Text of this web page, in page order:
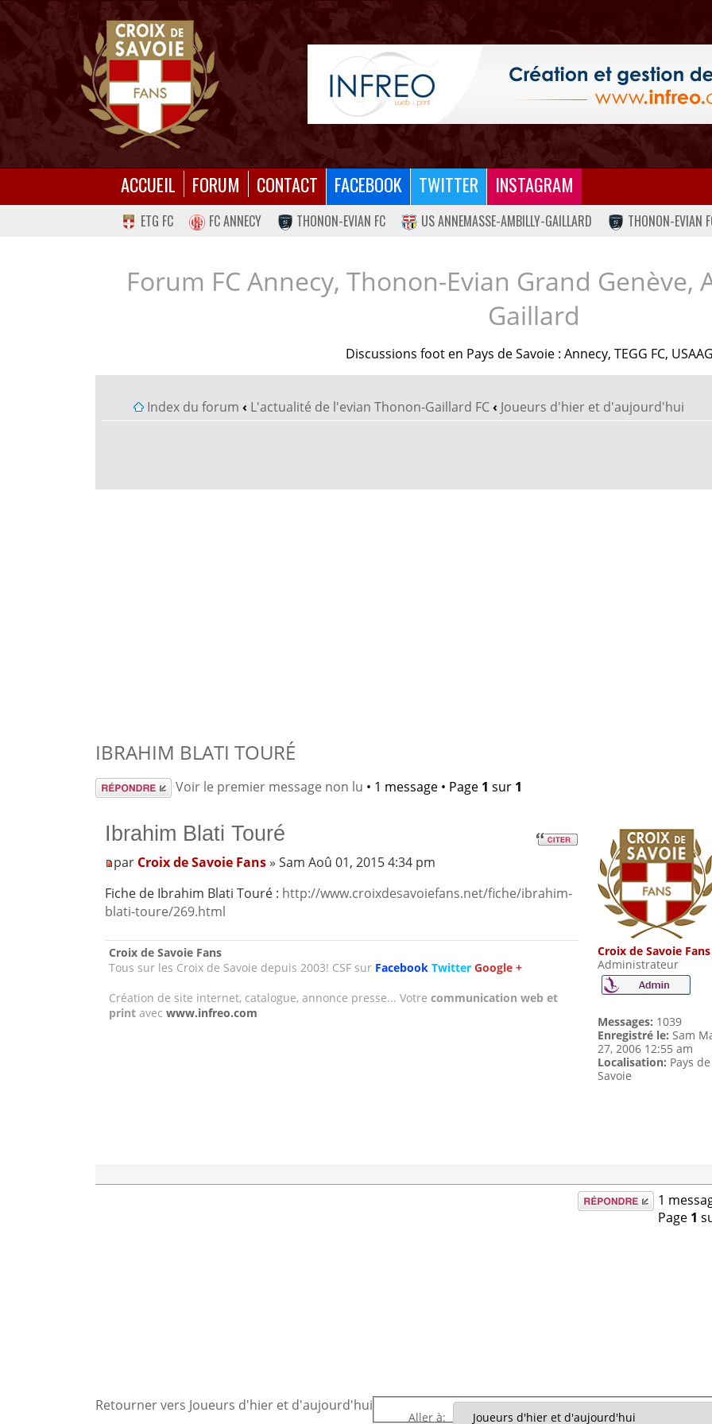
ACCUEIL FORUM CONTACT FACEBOOK TWITTER INSTAGRAM
ETG FC FC ANNECY THONON-EVIAN FC US ANNEMASSE-AMBILLY-GAILLARD THONON-EVIAN
Forum FC Annecy, Thonon-Evian Grand Genève,
Gaillard
Discussions foot en Pays de Savoie : Annecy, TEGG FC,
Index du forum ‹ L'actualité de l'evian Thonon-Gaillard FC‹ Joueurs d'hier et d'aujourd'hui
IBRAHIM BLATI TOURÉ
Répondre Voir le premier message non lu • 1 message • Page 1 sur 1
Ibrahim Blati Touré
par Croix de Savoie Fans» Sam Aoû 01, 2015 4:34 pm
Fiche de Ibrahim Blati Touré : http://www.croixdesavoiefans.net/fiche/ibrahim-
blati-toure/269.html
Croix de Savoie Fans
Tous sur les Croix de Savoie depuis 2003! CSF sur Facebook Twitter Google +
Création de site internet, catalogue, annonce presse... Votrecommunication web et
print avecwww.infreo.com
Croix de Savoie Fans
Administrateur
Messages: 1039
Enregistré le: Sam
27, 2006 12:55 am
Localisation: Pays de
Savoie
Répondre
1
Page 1
Retourner vers Joueurs d'hier et d'aujourd'hui
Aller à: